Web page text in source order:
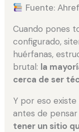
Fuente:
Cuando pones
configurado,
huérfanas,
brutal: la
cerca de ser
Y por eso
antes de pensar
tener un sitio